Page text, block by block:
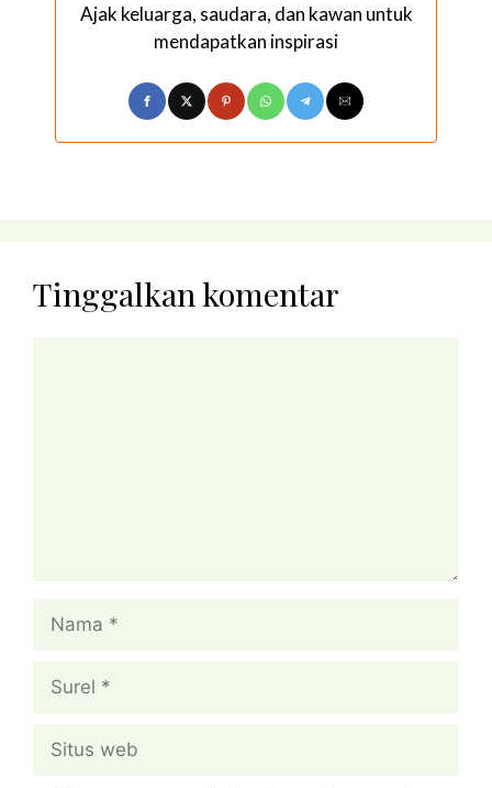
Ajak keluarga, saudara, dan kawan untuk
mendapatkan inspirasi
Tinggalkan komentar
Nama
Surel
Situs
web